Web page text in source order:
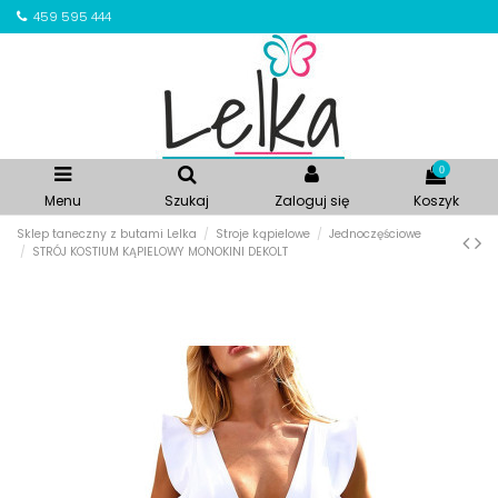
459 595 444
Menu Szukaj Zaloguj się
0
Koszyk
Sklep taneczny z butami Lelka Stroje kąpielowe
Jednoczęściowe
STRÓJ KOSTIUM KĄPIELOWY MONOKINI DEKOLT